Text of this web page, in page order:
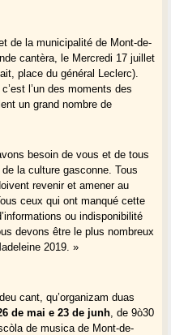
de la municipalité de Mont-de-
cantèra, le Mercredi 17 juillet
place du général Leclerc).
l’un des moments des
un grand nombre de
besoin de vous et de tous
la culture gasconne. Tous
revenir et amener au
ceux qui ont manqué cette
ou indisponibilité
devons être le plus nombreux
2019. »
cant, qu’organizam duas
de mai e 23 de junh , de 9ò30
de musica de Mont-de-